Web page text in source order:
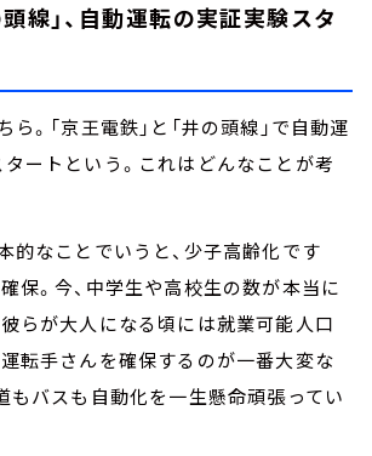
線」、自動運転の実証実験スタ
。「京王電鉄」と「井の頭線」で自動運
ートという。これはどんなことが考
的なことでいうと、少子高齢化です
保。今、中学生や高校生の数が本当に
らが大人になる頃には就業可能人口
転手さんを確保するのが一番大変な
もバスも自動化を一生懸命頑張ってい